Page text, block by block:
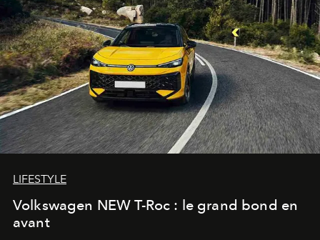
LIFESTYLE
Volkswagen NEW T-Roc : le grand bond en
avant